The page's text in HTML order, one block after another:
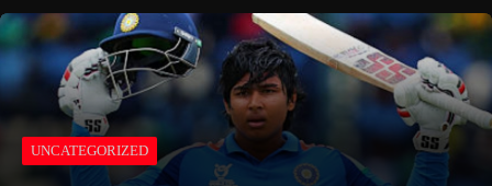
UNCATEGORIZED